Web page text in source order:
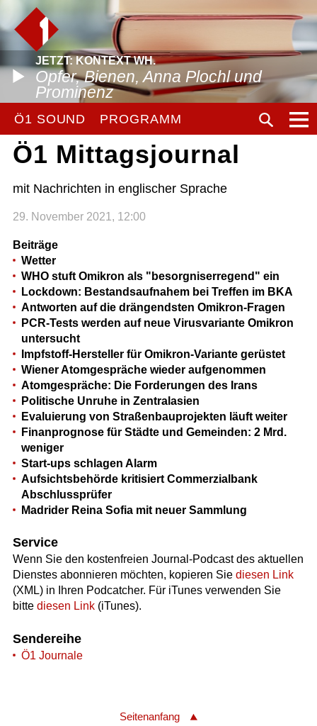
JETZT: KONTEXT WH.
Opfer, Bienen, Anna Plochl und
Prominenz
Ö1 SOUND PROGRAMM
Ö1 Mittagsjournal
mit Nachrichten in englischer Sprache
29. November 2021, 12:00
Beiträge
Wetter
WHO stuft Omikron als "besorgniserregend" ein
Lockdown: Bestandsaufnahem bei Treffen im BKA
Antworten auf die drängendsten Omikron-Fragen
PCR-Tests werden auf neue Virusvariante Omikron
untersucht
Impfstoff-Hersteller für Omikron-Variante gerüstet
Wiener Atomgespräche wieder aufgenommen
Atomgespräche: Die Forderungen des Irans
Politische Unruhe in Zentralasien
Evaluierung von Straßenbauprojekten läuft weiter
Finanprognose für Städte und Gemeinden: 2 Mrd.
weniger
Start-ups schlagen Alarm
Aufsichtsbehörde kritisiert Commerzialbank
Abschlussprüfer
Madrider Reina Sofia mit neuer Sammlung
Service
Wenn Sie den kostenfreien Journal-Podcast des aktuellen
Dienstes abonnieren möchten, kopieren Sie diesen Link
(XML) in Ihren Podcatcher. Für iTunes verwenden Sie
bitte diesen Link(iTunes).
Sendereihe
Ö1 Journale
Seitenanfang